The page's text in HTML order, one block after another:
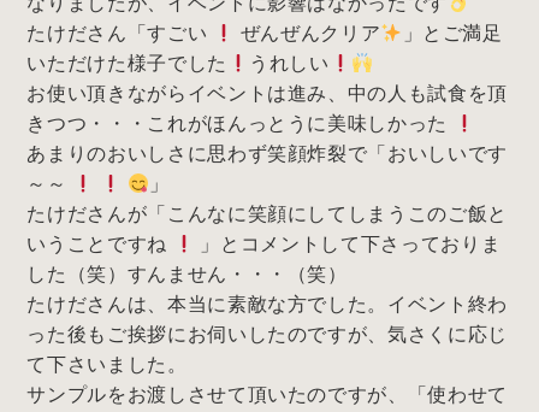
たけださん「すごい
ぜんぜんクリア
」とご満足
いただけた様子でした
うれしい
お使い頂きながらイベントは進み、中の人も試食を頂
きつつ・・・これがほんっとうに美味しかった
あまりのおいしさに思わず笑顔炸裂で「おいしいです
～～
」
たけださんが「こんなに笑顔にしてしまうこのご飯と
いうことですね
」とコメントして下さっておりま
した（笑）すんません・・・（笑）
たけださんは、本当に素敵な方でした。イベント終わ
った後もご挨拶にお伺いしたのですが、気さくに応じ
て下さいました。
サンプルをお渡しさせて頂いたのですが、「使わせて